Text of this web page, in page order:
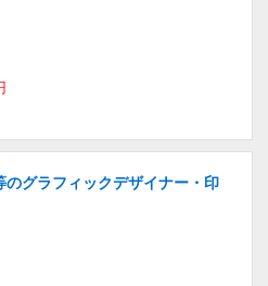
グラフィックデザイナー・印